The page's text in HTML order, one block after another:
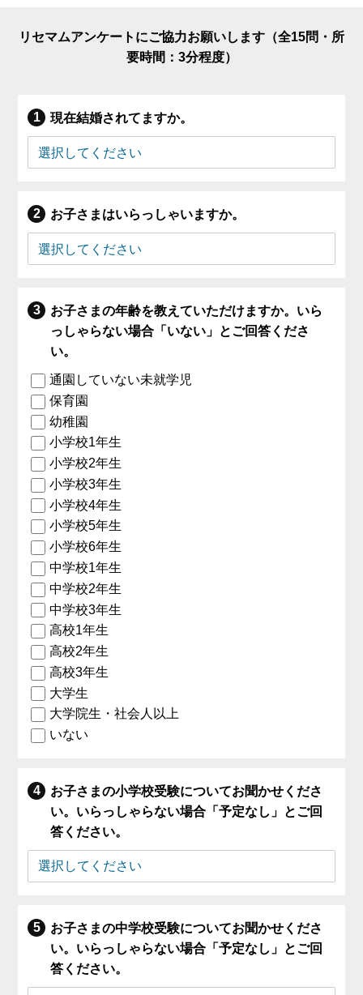
リセマムアンケートにご協力お願いします（全15問・所
要時間：3分程度）
現在結婚されてますか。
お子さまはいらっしゃいますか。
お子さまの年齢を教えていただけますか。いら
っしゃらない場合「いない」とご回答くださ
い。
通園していない未就学児
保育園
幼稚園
小学校1年生
小学校2年生
小学校3年生
小学校4年生
小学校5年生
小学校6年生
中学校1年生
中学校2年生
中学校3年生
高校1年生
高校2年生
高校3年生
大学生
大学院生・社会人以上
いない
お子さまの小学校受験についてお聞かせくださ
い。いらっしゃらない場合「予定なし」とご回
答ください。
お子さまの中学校受験についてお聞かせくださ
い。いらっしゃらない場合「予定なし」とご回
答ください。